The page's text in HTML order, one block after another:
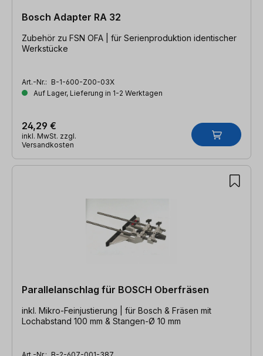
Bosch Adapter RA 32
Zubehör zu FSN OFA | für Serienproduktion identischer
Werkstücke
Art.-Nr.: B-1-600-Z00-03X
Auf Lager, Lieferung in 1-2 Werktagen
24,29 €
inkl. MwSt. zzgl.
Versandkosten
Parallelanschlag für BOSCH Oberfräsen
inkl. Mikro-Feinjustierung | für Bosch & Fräsen mit
Lochabstand 100 mm & Stangen-Ø 10 mm